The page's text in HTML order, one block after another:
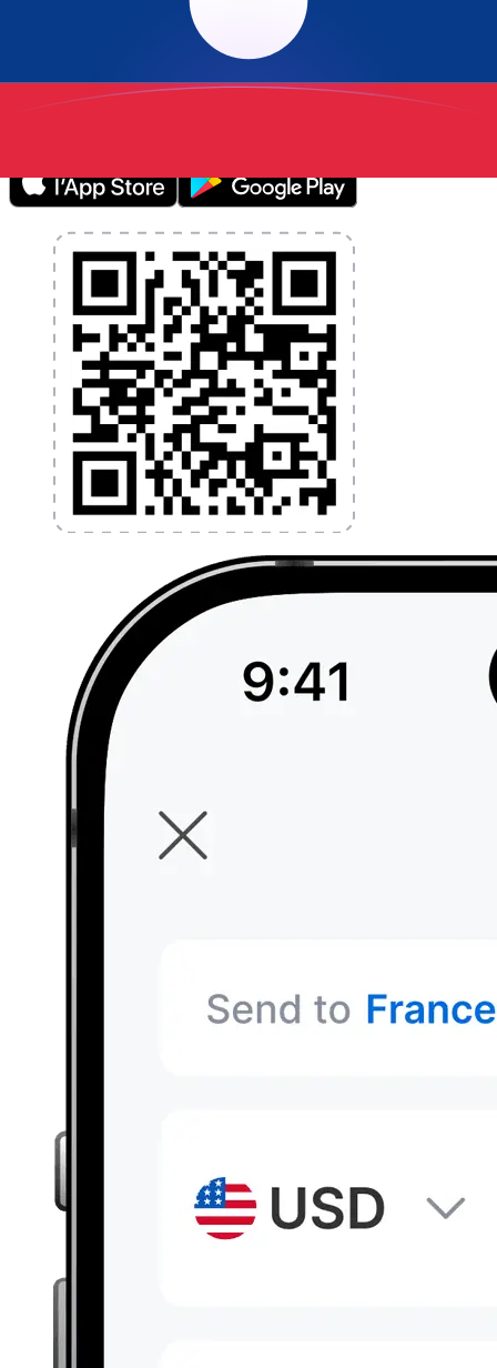
L'application Xe réunit toutes les fonctionnalités
nécessaires pour vos transferts d'argent internationaux
programmez des alertes de taux et transférez de